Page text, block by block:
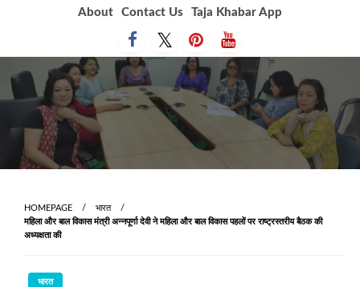
About Contact Us Taja Khabar App
HOMEPAGE
भारत
महिला और बाल विकास मंत्री अन्नपूर्णा देवी ने महिला और बाल विकास पहलों पर राष्ट्रस्तरीय बैठक की
अध्यक्षता की
भारत